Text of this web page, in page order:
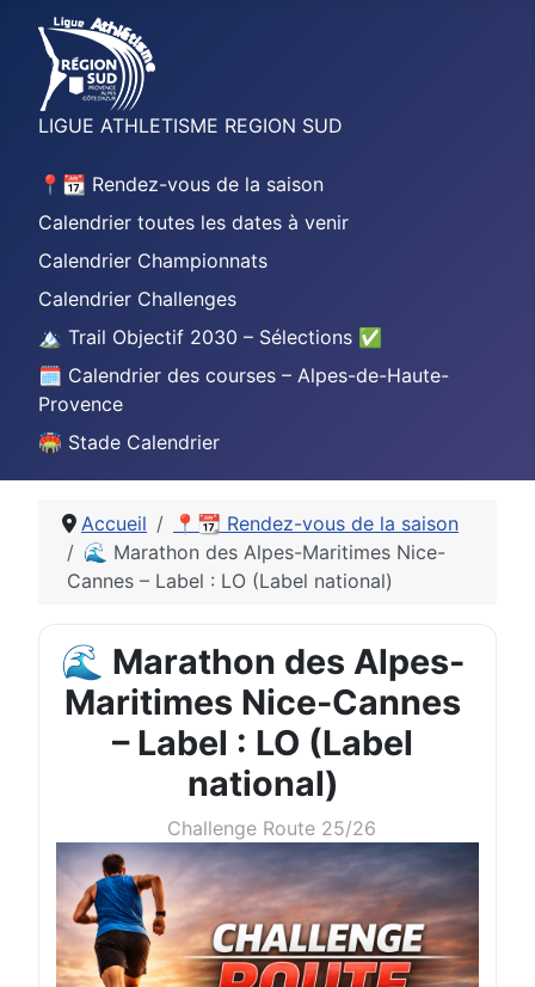
LIGUE ATHLETISME REGION SUD
📍📆 Rendez-vous de la saison
Calendrier toutes les dates à venir
Calendrier Championnats
Calendrier Challenges
🏔️ Trail Objectif 2030 – Sélections ✅
🗓️ Calendrier des courses – Alpes-de-Haute-
Provence
🏟️ Stade Calendrier
Accueil
📍📆 Rendez-vous de la saison
🌊 Marathon des Alpes-Maritimes Nice-
Cannes – Label : LO (Label national)
🌊 Marathon des Alpes-
Maritimes Nice-Cannes
– Label : LO (Label
national)
Challenge Route 25/26